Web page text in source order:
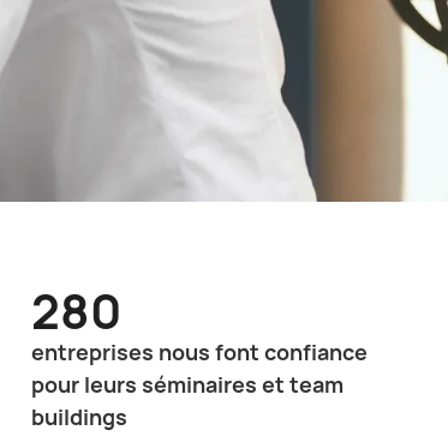
280
entreprises nous font confiance
pour leurs séminaires et team
buildings